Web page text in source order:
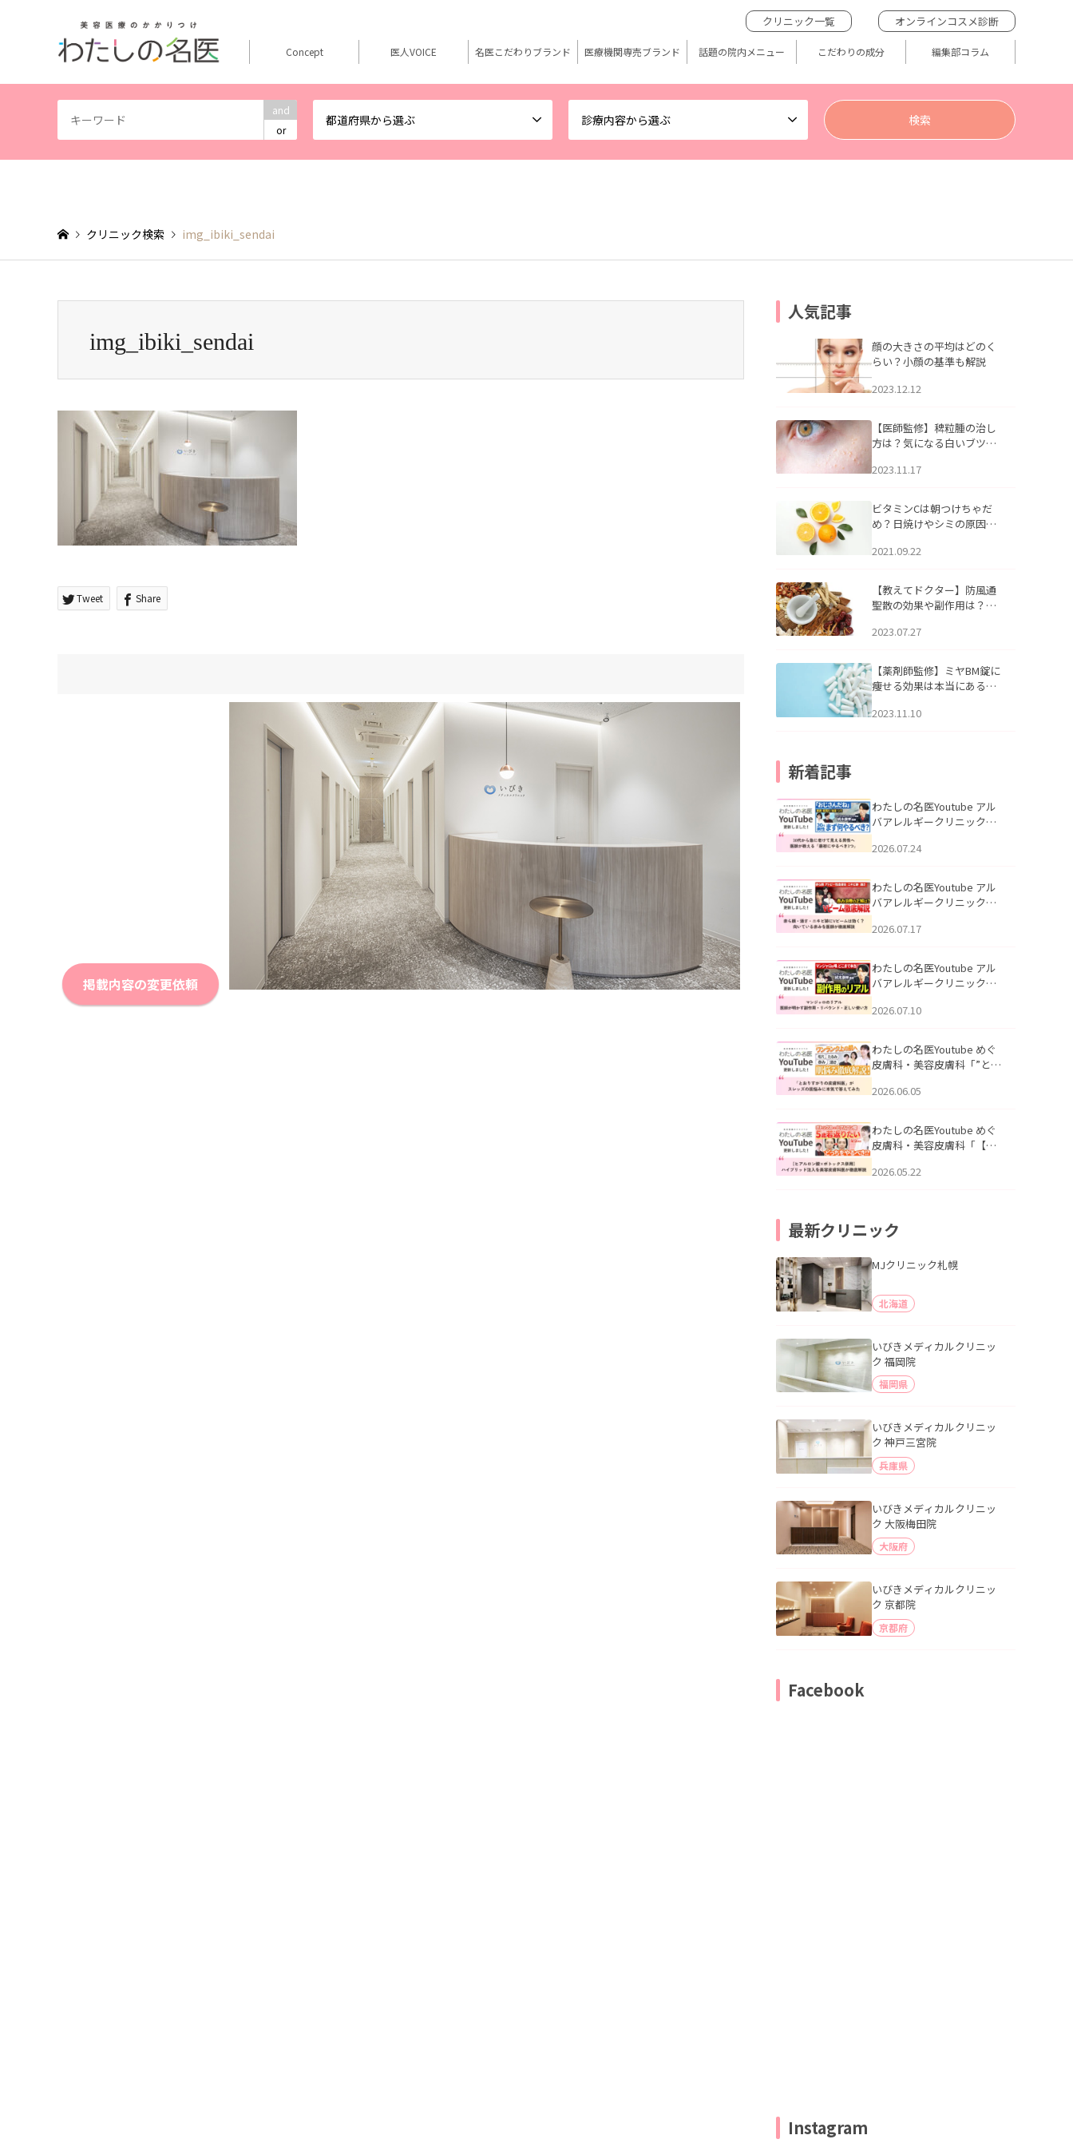
and
or
都道府県から選ぶ 診療内容から選ぶ
クリニック一覧 オンラインコスメ診断
Concept 医人VOICE 名医こだわりブランド 医療機関専売ブランド 話題の院内メニュー こだわりの成分 編集部コラム
クリニック検索 img_ibiki_sendai
img_ibiki_sendai
Tweet Share
掲載内容の変更依頼
人気記事
顔の大きさの平均はどのく
らい？小顔の基準も解説
2023.12.12
【医師監修】稗粒腫の治し
方は？気になる白いブツブ
アについて
2023.11.17
ビタミンCは朝つけちゃだ
め？日焼けやシミの原因に
2021.09.22
【教えてドクター】防風通
聖散の効果や副作用は？長
2023.07.27
【薬剤師監修】ミヤBM錠に
痩せる効果は本当にある
2023.11.10
新着記事
わたしの名医Youtube アル
バアレルギークリニック札
える男性へ｜医師が教える
公開いたしました。
2026.07.24
わたしの名医Youtube アル
バアレルギークリニック札
跡にVビームは効く？向いて
説」を公開いたしました。
2026.07.17
わたしの名医Youtube アル
バアレルギークリニック札
医師が明かす副作用・リバ
公開いたしました。
2026.07.10
わたしの名医Youtube めぐ
皮膚科・美容皮膚科「”とお
ッズの肌悩みに本気で答え
た。
2026.06.05
わたしの名医Youtube めぐ
皮膚科・美容皮膚科「【ヒ
用】ハイブリッド注入を美
2026.05.22
最新クリニック
MJクリニック札幌
北海道
いびきメディカルクリニッ
ク 福岡院
福岡県
いびきメディカルクリニッ
ク 神戸三宮院
兵庫県
いびきメディカルクリニッ
ク 大阪梅田院
大阪府
いびきメディカルクリニッ
ク 京都院
京都府
Facebook
Instagram